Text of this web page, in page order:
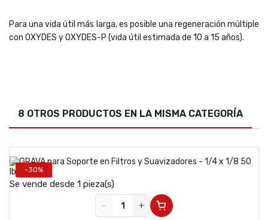
Para una vida útil más larga, es posible una regeneración múltiple
con OXYDES y OXYDES-P (vida útil estimada de 10 a 15 años).
8 OTROS PRODUCTOS EN LA MISMA CATEGORÍA
-30%
Se vende desde 1 pieza(s)
−
+